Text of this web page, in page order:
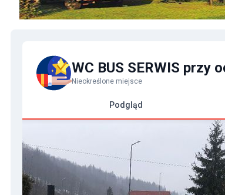
WC BUS SERWIS przy
Nieokreślone miejsce
Podgląd